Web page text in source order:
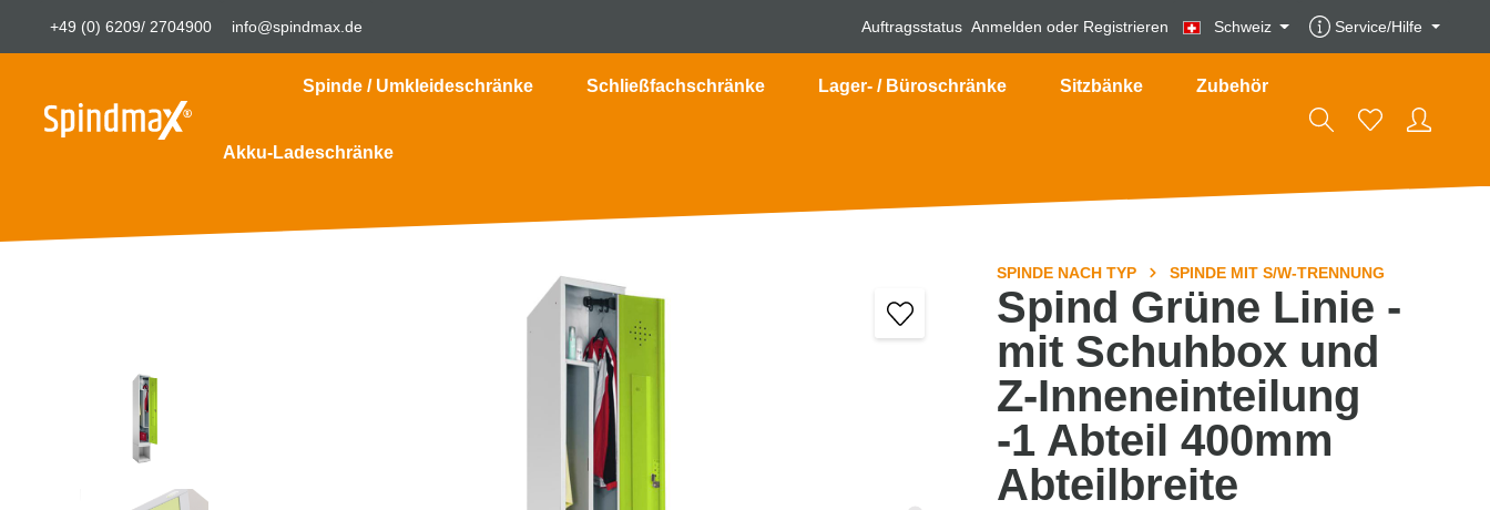
+49 (0) 6209/ 2704900 info@spindmax.de Auftragsstatus Anmelden oder Registrieren Schweiz Service/Hilfe
Spinde / Umkleideschränke Schließfachschränke Lager- / Büroschränke Sitzbänke Zubehör
Akku-Ladeschränke
SPINDE NACH TYP SPINDE MIT S/W-TRENNUNG
Spind Grüne Linie -
mit Schuhbox und
Z-Inneneinteilung
-1 Abteil 400mm
Abteilbreite